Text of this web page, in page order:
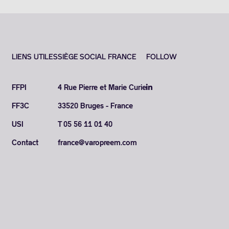
LIENS UTILES
FFPI
FF3C
USI
Contact
SIÈGE SOCIAL FRANCE
4 Rue Pierre et Marie Curie
33520 Bruges - France
T 05 56 11 01 40
france@varopreem.com
FOLLOW